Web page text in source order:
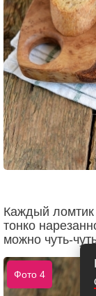
Каждый
тонко
можно чуть-
Фото 4